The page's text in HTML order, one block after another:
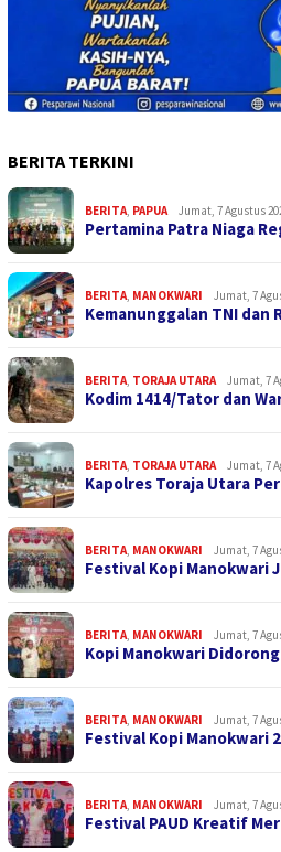
BERITA TERKINI
BERITA, PAPUA Jumat, 7 Agustus
Pertamina Patra Niaga
BERITA, MANOKWARI Jumat, 7
Kemanunggalan TNI dan
BERITA, TORAJA UTARA Jumat, 7
Kodim 1414/Tator dan
BERITA, TORAJA UTARA Jumat, 7
Kapolres Toraja Utara
BERITA, MANOKWARI Jumat, 7
Festival Kopi Manokwari
BERITA, MANOKWARI Jumat, 7
Kopi Manokwari
BERITA, MANOKWARI Jumat, 7
Festival Kopi Manokwari
BERITA, MANOKWARI Jumat, 7
Festival PAUD Kreatif